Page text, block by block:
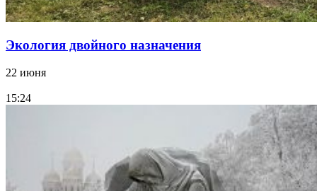
Экология двойного назначения
22 июня
15:24